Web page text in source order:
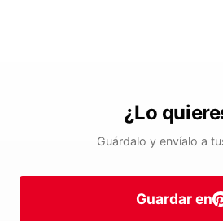
¿Lo
Guárdalo y envíalo a
Guardar en